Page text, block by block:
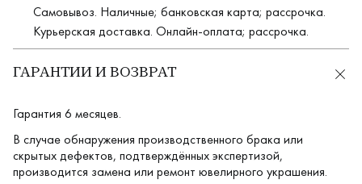
Самовывоз. Наличные; банковская карта; рассрочка.
Курьерская доставка. Онлайн-оплата; рассрочка.
ГАРАНТИИ И ВОЗВРАТ
Гарантия 6 месяцев.
В случае обнаружения производственного брака или
скрытых дефектов, подтверждённых экспертизой,
производится замена или ремонт ювелирного украшения.